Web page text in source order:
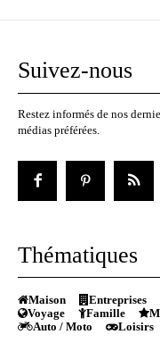
Suivez-nous
Restez informés de nos
médias préférées.
Thématiques
Maison Entreprises
Voyage
Famille
Auto / Moto
Loisirs